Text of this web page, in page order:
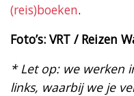
(reis)boeken.
Foto’s: VRT / Reizen
* Let op: we werken
links, waarbij we je